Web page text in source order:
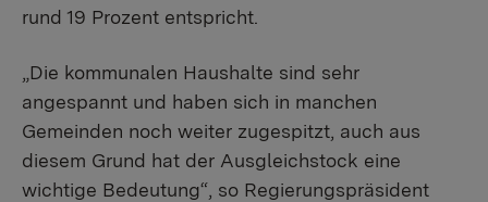
rund 19 Prozent entspricht.
„Die kommunalen Haushalte sind sehr
angespannt und haben sich in manchen
Gemeinden noch weiter zugespitzt, auch aus
diesem Grund hat der Ausgleichstock eine
wichtige Bedeutung“, so Regierungspräsident